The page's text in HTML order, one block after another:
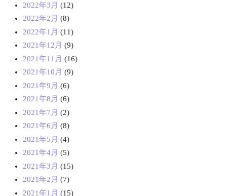
2022年3月 (12)
2022年2月 (8)
2022年1月 (11)
2021年12月 (9)
2021年11月 (16)
2021年10月 (9)
2021年9月 (6)
2021年8月 (6)
2021年7月 (2)
2021年6月 (8)
2021年5月 (4)
2021年4月 (5)
2021年3月 (15)
2021年2月 (7)
2021年1月 (15)